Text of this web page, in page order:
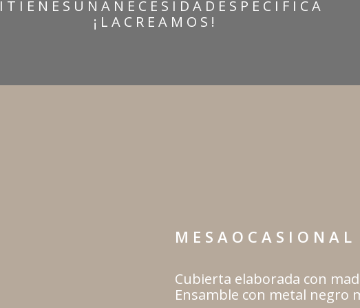
T I E N E S U N A N E C E S I D A D E S P E C Í F I C A
¡ L A C R E A M O S !
M E S A O C A S I O N A L
Cubierta elaborada con
Ensamble con metal negro